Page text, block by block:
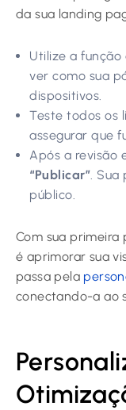
da sua landing
Utilize a função
ver como sua
dispositivos.
Teste todos os
assegurar que
Após a revisão
“Publicar” .
público.
Com sua primeira
é aprimorar sua
passa pela
conectando-a ao